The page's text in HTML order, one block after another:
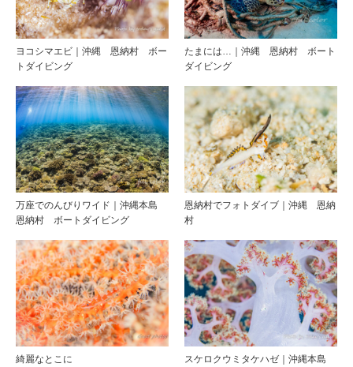
ヨコシマエビ｜沖縄 恩納村 ボー
トダイビング
たまには…｜沖縄 恩納村 ボート
ダイビング
万座でのんびりワイド｜沖縄本島
恩納村 ボートダイビング
恩納村でフォトダイブ｜沖縄 恩納
村
綺麗なとこに
スケロクウミタケハゼ｜沖縄本島